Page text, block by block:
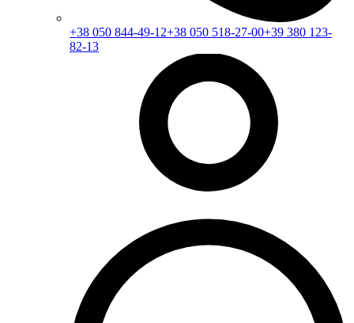
+38 050 844-49-12+38 050 518-27-00+39 380 123-
82-13